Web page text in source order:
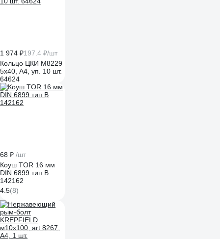
1 974 ₽197.4 ₽/шт
Кольцо ЦКИ M8229
5х40, A4, уп. 10 шт.
64624
68 ₽ /шт
Коуш TOR 16 мм
DIN 6899 тип B
142162
4.5(8)